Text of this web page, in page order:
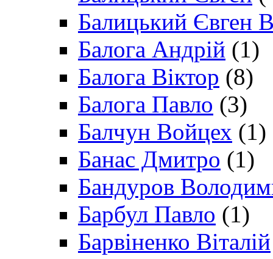
Балицький Євген
Балога Андрій (1)
Балога Віктор (8)
Балога Павло (3)
Балчун Войцех (1)
Банас Дмитро (1)
Бандуров
Барбул Павло (1)
Барвіненко Віталій